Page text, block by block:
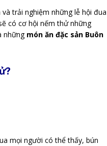
trải nghiệm những lễ hội đua
có cơ hội nếm thử những
những món ăn đặc sản Buôn
mọi người có thể thấy, bún